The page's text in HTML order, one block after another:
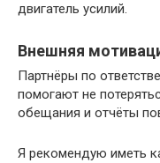
двигатель усилий.
Внешняя
Партнёры по
помогают не
обещания и отчёты
Я рекомендую иметь